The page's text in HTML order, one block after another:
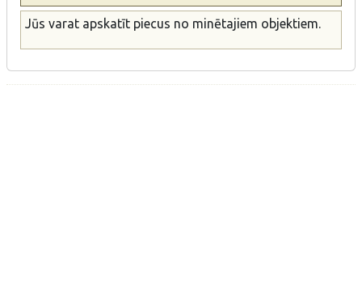
Jūs varat apskatīt piecus no minētajiem objektiem.